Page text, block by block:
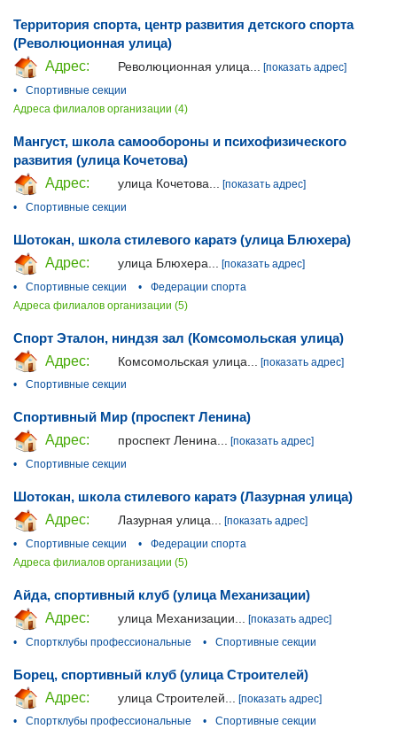
Территория спорта, центр развития детского спорта
(Революционная улица)
Адрес:
Революционная улица... [показать адрес]
•
Спортивные секции
Адреса филиалов организации (4)
Мангуст, школа самообороны и психофизического
развития (улица Кочетова)
Адрес:
улица Кочетова...
[показать адрес]
•
Спортивные секции
Шотокан, школа стилевого каратэ (улица Блюхера)
Адрес:
улица Блюхера...
[показать адрес]
•
Спортивные секции •
Федерации спорта
Адреса филиалов организации (5)
Спорт Эталон, ниндзя зал (Комсомольская улица)
Адрес:
Комсомольская улица...
[показать адрес]
•
Спортивные секции
Спортивный Мир (проспект Ленина)
Адрес:
проспект Ленина... [показать адрес]
•
Спортивные секции
Шотокан, школа стилевого каратэ (Лазурная улица)
Адрес:
Лазурная улица...
[показать адрес]
•
Спортивные секции •
Федерации спорта
Адреса филиалов организации (5)
Айда, спортивный клуб (улица Механизации)
Адрес:
улица Механизации...
[показать адрес]
•
Спортклубы профессиональные • Спортивные секции
Борец, спортивный клуб (улица Строителей)
Адрес:
улица Строителей...
[показать адрес]
•
Спортклубы профессиональные • Спортивные секции